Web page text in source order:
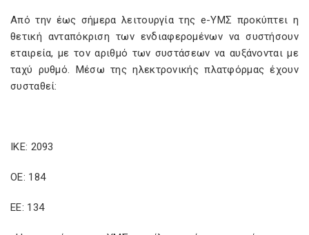
Από την έως σήμερα λειτουργία της e-ΥΜΣ προκύπτει η
θετική ανταπόκριση των ενδιαφερομένων να συστήσουν
εταιρεία, με τον αριθμό των συστάσεων να αυξάνονται με
ταχύ ρυθμό. Μέσω της ηλεκτρονικής πλατφόρμας έχουν
συσταθεί:
ΙΚΕ: 2093
ΟΕ: 184
ΕΕ: 134